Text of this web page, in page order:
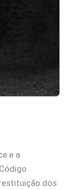
e a
dos